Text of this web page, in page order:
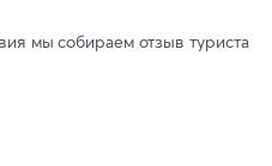
мы собираем отзыв туриста